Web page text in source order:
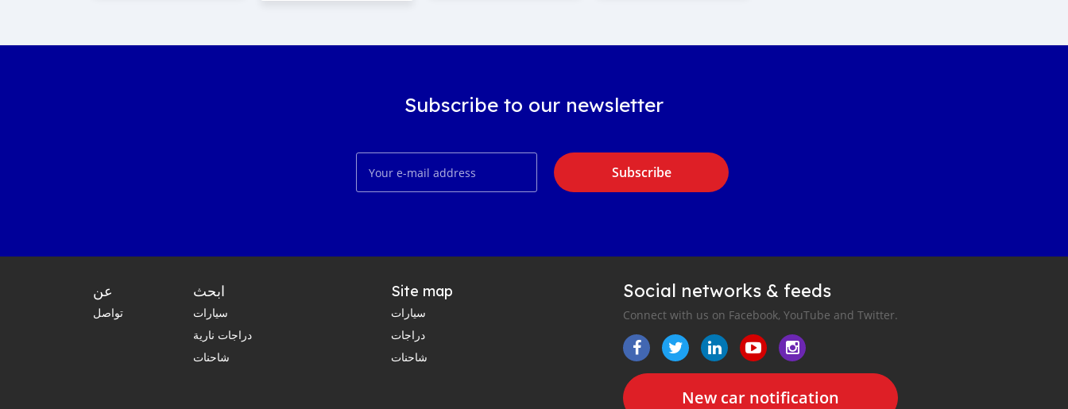
Subscribe to our newsletter
Subscribe
عن
تواصل
ابحث
سيارات
دراجات نارية
شاحنات
Site map
سيارات
دراجات
شاحنات
Social networks & feeds
Connect with us on Facebook, YouTube and Twitter.
New car notification